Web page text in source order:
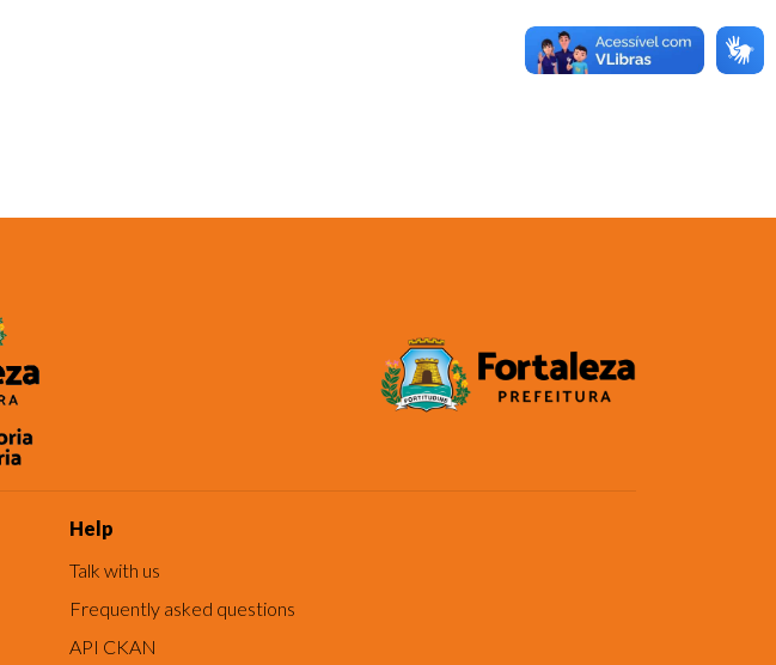
Help
Talk with us
Frequently asked questions
API CKAN